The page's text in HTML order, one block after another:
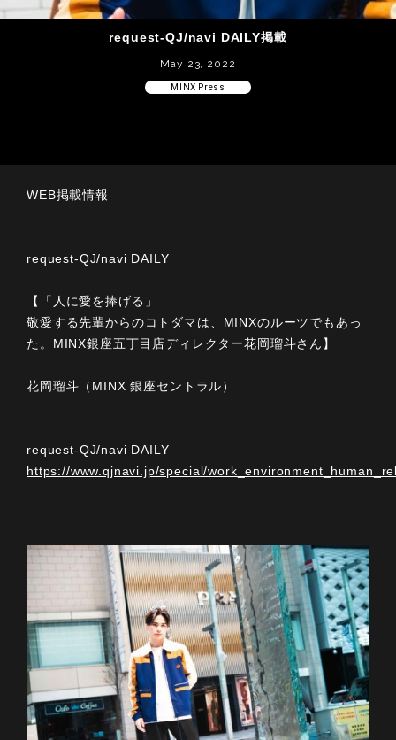
request-QJ/navi DAILY掲載
May 23, 2022
MINX Press
WEB掲載情報
request-QJ/navi DAILY
【「人に愛を捧げる」
敬愛する先輩からのコトダマは、MINXのルーツでもあっ
た。MINX銀座五丁目店ディレクター花岡瑠斗さん】
花岡瑠斗（MINX 銀座セントラル）
request-QJ/navi DAILY
https://www.qjnavi.jp/special/